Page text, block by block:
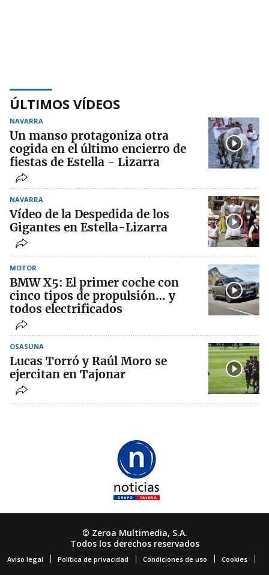
ÚLTIMOS VÍDEOS
NAVARRA
Un manso protagoniza otra
cogida en el último encierro de
fiestas de Estella - Lizarra
NAVARRA
Vídeo de la Despedida de los
Gigantes en Estella-Lizarra
MOTOR
BMW X5: El primer coche con
cinco tipos de propulsión… y
todos electrificados
OSASUNA
Lucas Torró y Raúl Moro se
ejercitan en Tajonar
© Zeroa Multimedia, S.A.
Todos los derechos reservados
Aviso legal Política de privacidad Condiciones de uso Cookies